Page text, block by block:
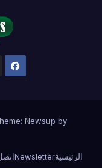
Newsup by
الرئيسيةNewsletter